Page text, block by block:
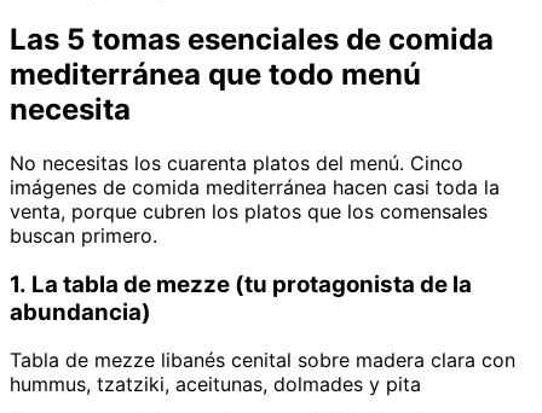
Las 5 tomas esenciales de comida
mediterránea que todo menú
necesita
No necesitas los cuarenta platos del menú. Cinco
imágenes de comida mediterránea hacen casi toda la
venta, porque cubren los platos que los comensales
buscan primero.
1. La tabla de mezze (tu protagonista de la
abundancia)
Tabla de mezze libanés cenital sobre madera clara con
hummus, tzatziki, aceitunas, dolmades y pita